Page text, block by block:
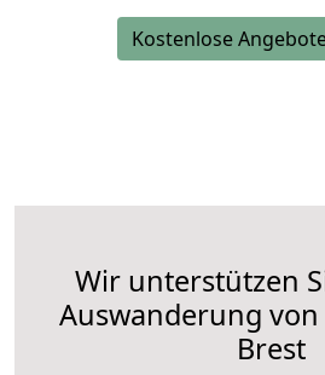
Kostenlose
Wir unterstützen
Auswanderung
Brest